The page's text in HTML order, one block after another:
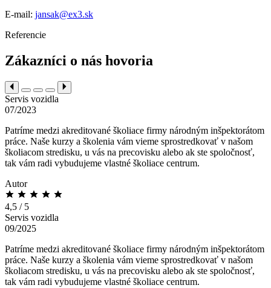
E-mail: jansak@ex3.sk
Referencie
Zákazníci o nás hovoria
Servis vozidla
07/2023
Patríme medzi akreditované školiace firmy národným inšpektorátom
práce. Naše kurzy a školenia vám vieme sprostredkovať v našom
školiacom stredisku, u vás na precovisku alebo ak ste spoločnosť,
tak vám radi vybudujeme vlastné školiace centrum.
Autor
4,5 / 5
Servis vozidla
09/2025
Patríme medzi akreditované školiace firmy národným inšpektorátom
práce. Naše kurzy a školenia vám vieme sprostredkovať v našom
školiacom stredisku, u vás na precovisku alebo ak ste spoločnosť,
tak vám radi vybudujeme vlastné školiace centrum.